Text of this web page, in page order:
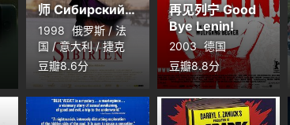
师 Сибирский
цирюльник
1998
俄罗斯 / 法
国 / 意大利 / 捷克
豆瓣8.6分
再见列宁 Good
Bye Lenin!
2003 德国
豆瓣8.8分